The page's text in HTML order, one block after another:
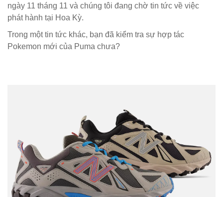
ngày 11 tháng 11 và chúng tôi đang chờ tin tức về việc
phát hành tại Hoa Kỳ.
Trong một tin tức khác, bạn đã kiểm tra sự hợp tác
Pokemon mới của Puma chưa?